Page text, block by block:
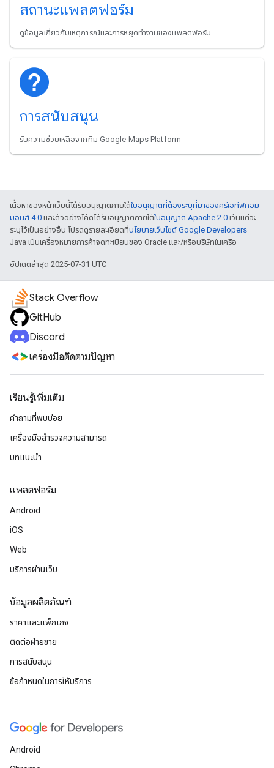
สถานะแพลตฟอร์ม
ดูข้อมูลเกี่ยวกับเหตุการณ์และการหยุดทำงานของแพลตฟอร์ม
การสนับสนุน
รับความช่วยเหลือจากทีม Google Maps Platform
เนื้อหาของหน้าเว็บนี้ได้รับอนุญาตภายใต้ใบอนุญาตที่ต้องระบุที่มาของครีเอทีฟคอม
มอนส์ 4.0 และตัวอย่างโค้ดได้รับอนุญาตภายใต้ใบอนุญาต Apache 2.0 เว้นแต่จะ
ระบุไว้เป็นอย่างอื่น โปรดดูรายละเอียดที่นโยบายเว็บไซต์ Google Developers
Java เป็นเครื่องหมายการค้าจดทะเบียนของ Oracle และ/หรือบริษัทในเครือ
อัปเดตล่าสุด 2025-07-31 UTC
Stack Overflow
GitHub
Discord
เครื่องมือติดตามปัญหา
เรียนรู้เพิ่มเติม
คำถามที่พบบ่อย
เครื่องมือสำรวจความสามารถ
บทแนะนำ
แพลตฟอร์ม
Android
iOS
Web
บริการผ่านเว็บ
ข้อมูลผลิตภัณฑ์
ราคาและแพ็กเกจ
ติดต่อฝ่ายขาย
การสนับสนุน
ข้อกำหนดในการให้บริการ
Android